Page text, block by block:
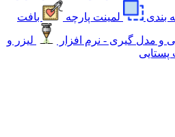
بندی
لمینت پارچه
بافت
و مدل گیری - نرم افزار
لیزر و